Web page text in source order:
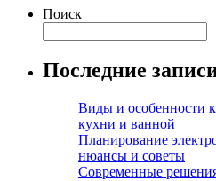
Поиск
Последние
Виды и особенности
кухни и ванной
Планирование
нюансы и советы
Современные